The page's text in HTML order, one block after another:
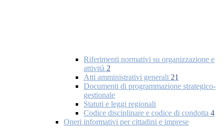
Riferimenti normativi su organizzazione e
attività 2
Atti amministrativi generali 21
Documenti di programmazione strategico-
gestionale
Statuti e leggi regionali
Codice disciplinare e codice di condotta 4
Oneri informativi per cittadini e imprese